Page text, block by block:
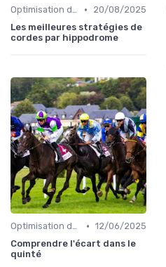
Optimisation des performances •
20/08/2025
Les meilleures stratégies de
cordes par hippodrome
Optimisation des performances • 12/06/2025
Comprendre l'écart dans le
quinté